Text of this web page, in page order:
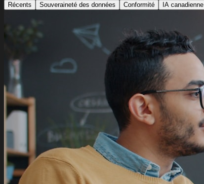
Récents Souveraineté des données Conformité IA canadienne